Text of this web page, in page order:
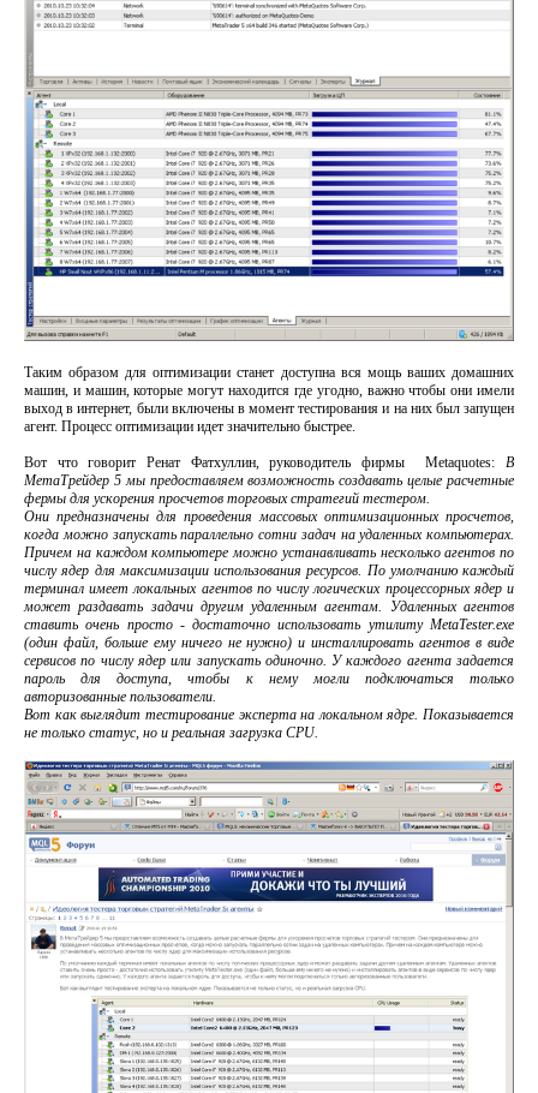
Таким образом для оптимизации станет доступна вся мощь ваших домашних
машин, и машин, которые могут находится где угодно, важно чтобы они имели
выход в интернет, были включены в момент тестирования и на них был запущен
агент. Процесс оптимизации идет значительно быстрее.
Вот что говорит Ренат Фатхуллин, руководитель фирмы Metaquotes: В
МетаТрейдер 5 мы предоставляем возможность создавать целые расчетные
фермы для ускорения просчетов торговых стратегий тестером.
Они предназначены для проведения массовых оптимизационных просчетов,
когда можно запускать параллельно сотни задач на удаленных компьютерах.
Причем на каждом компьютере можно устанавливать несколько агентов по
числу ядер для максимизации использования ресурсов. По умолчанию каждый
терминал имеет локальных агентов по числу логических процессорных ядер и
может раздавать задачи другим удаленным агентам. Удаленных агентов
ставить очень просто - достаточно использовать утилиту MetaTester.exe
(один файл, больше ему ничего не нужно) и инсталлировать агентов в виде
сервисов по числу ядер или запускать одиночно. У каждого агента задается
пароль для доступа, чтобы к нему могли подключаться только
авторизованные пользователи.
Вот как выглядит тестирование эксперта на локальном ядре. Показывается
не только статус, но и реальная загрузка CPU.